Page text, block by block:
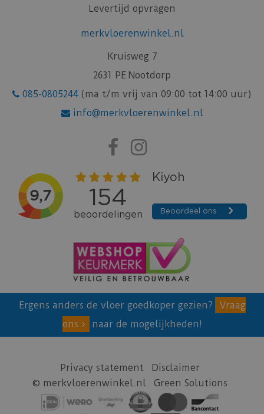
Levertijd opvragen
merkvloerenwinkel.nl
Kruisweg 7
2631 PE Nootdorp
085-0805244 (ma t/m vrij van 09:00 tot 14:00 uur)
info@merkvloerenwinkel.nl
Ergens anders de vloer goedkoper gezien?
Vraag
ons
naar de mogelijkheden!
Privacy statement
Disclaimer
© merkvloerenwinkel.nl
Green Solutions